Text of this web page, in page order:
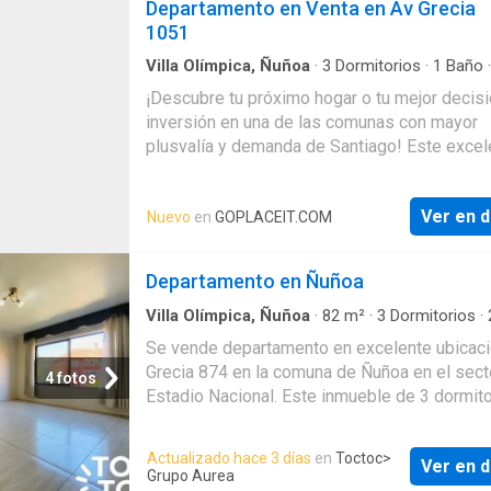
clásico REMODELADO iluminado con vista
Nororiente, con piso parquet vitrificado,
espacios con muros solidos gruesos, techo
altura ma
Departamento en Venta en Av Grecia
1051
Villa Olímpica, Ñuñoa · 3 Dormitorios · 1 Baño ·
¡Descubre tu próximo hogar o tu mejor
inversión en una de las comunas con mayor
plusvalía y demanda de Santiago! Este
su funcional distribución, excelente
natural y una ubicación privilegiada en la
condominio.Ubicado dentro de un condominio
cerrado con acceso controlado las 24 horas y
conserjería, ofrece la seguridad, tranquilid
Nuevo en GOPLACEIT.COM Ver en
4 fotos
Departamento en Ñuñoa
Villa Olímpica, Ñuñoa · 82 m² · 3 Dormitorios ·
Se vende departamento en excelente
Grecia 874 en la comuna de Ñuñoa en el
Estadio Nacional. Este inmueble de 3
ideal para una familia o inversión. El
goza de una orientación sur-oriente lo que le
Actualizado hace 3 días en Toctoc>
Grupo Aurea
Ver en